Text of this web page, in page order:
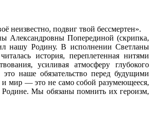
неизвестно, подвиг твой бессмертен».
Александровны Поперединой (скрипка,
нашу Родину.В исполнении Светланы
история, переплетенная нитями
усиливая атмосферу глубокого
наше обязательство перед будущими
и мир — это не само собой разумеющееся,
Родине. Мы обязаны помнить их героизм,